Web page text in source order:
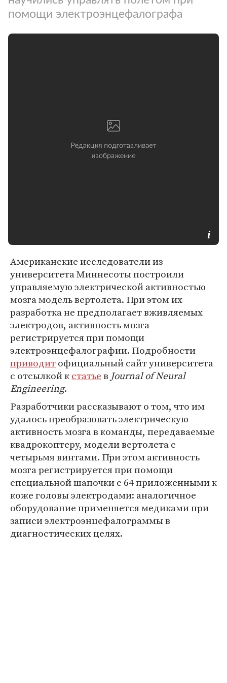
помощи электроэнцефалографа
Американские исследователи из
университета Миннесоты построили
управляемую электрической активностью
мозга модель вертолета. При этом их
разработка не предполагает вживляемых
электродов, активность мозга
регистрируется при помощи
электроэнцефалографии. Подробности
приводитофициальный сайт университета
с отсылкой кстатьев Journal of Neural
Engineering.
Разработчики рассказывают о том, что им
удалось преобразовать электрическую
активность мозга в команды, передаваемые
квадрокоптеру, модели вертолета с
четырьмя винтами. При этом активность
мозга регистрируется при помощи
специальной шапочки с 64 приложенными к
коже головы электродами: аналогичное
оборудование применяется медиками при
записи электроэнцефалограммы в
диагностических целях.